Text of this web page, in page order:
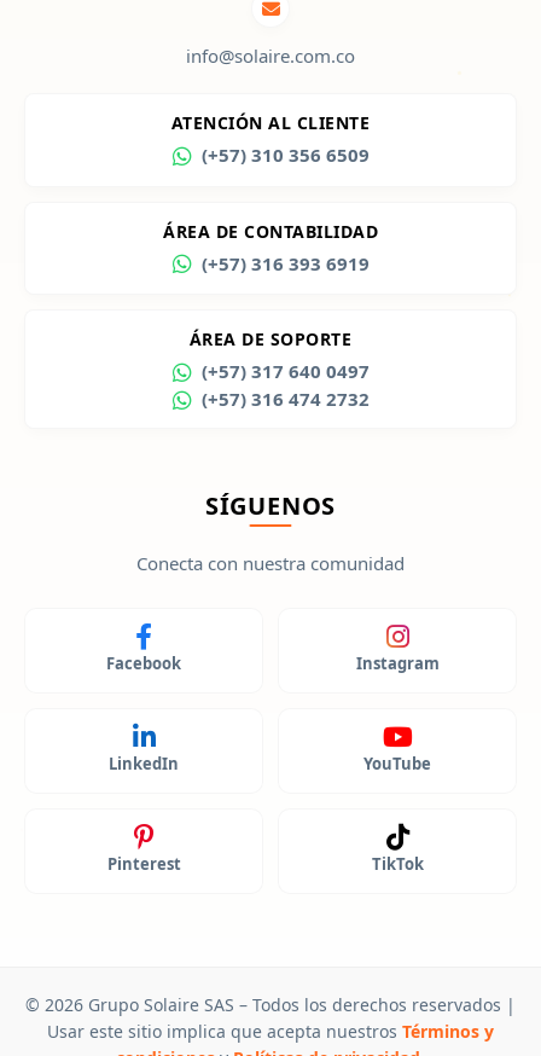
info@solaire.com.co
ATENCIÓN AL CLIENTE
(+57) 310 356 6509
ÁREA DE CONTABILIDAD
(+57) 316 393 6919
ÁREA DE SOPORTE
(+57) 317 640 0497
(+57) 316 474 2732
SÍGUENOS
Conecta con nuestra comunidad
Facebook Instagram
LinkedIn YouTube
Pinterest TikTok
© 2026 Grupo Solaire SAS – Todos los derechos reservados |
Usar este sitio implica que acepta nuestros Términos y